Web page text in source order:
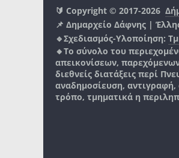
🔰 Copyright © 2017-2026
📌 Δημαρχείο Δάφνης |
🔹Σχεδιασμός-Υλοποίηση:
🔸Το σύνολο του
απεικονίσεων,
διεθνείς διατάξεις περί
αναδημοσίευση,
τρόπο, τμηματικά η